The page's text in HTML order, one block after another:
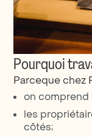
Pourquoi
Parceque chez
on comprend
les
côtés;